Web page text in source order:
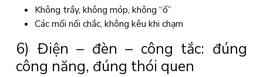
Không trầy, không móp, không “ố”
Các mối nối chắc, không kêu khi chạm
6) Điện – đèn – công tắc: đúng
công năng, đúng thói quen